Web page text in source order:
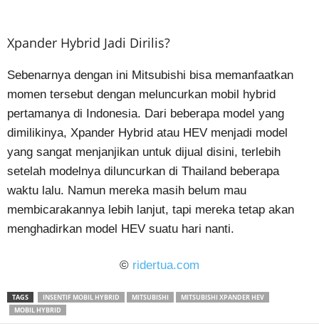
Xpander Hybrid Jadi Dirilis?
Sebenarnya dengan ini Mitsubishi bisa memanfaatkan
momen tersebut dengan meluncurkan mobil hybrid
pertamanya di Indonesia. Dari beberapa model yang
dimilikinya, Xpander Hybrid atau HEV menjadi model
yang sangat menjanjikan untuk dijual disini, terlebih
setelah modelnya diluncurkan di Thailand beberapa
waktu lalu. Namun mereka masih belum mau
membicarakannya lebih lanjut, tapi mereka tetap akan
menghadirkan model HEV suatu hari nanti.
© ridertua.com
TAGS INSENTIF MOBIL HYBRID MITSUBISHI
MITSUBISHI XPANDER HEV
MOBIL HYBRID